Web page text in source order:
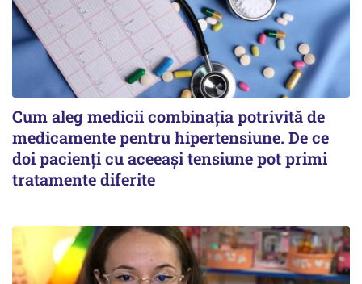
Cum aleg medicii combinația potrivită de
medicamente pentru hipertensiune. De ce
doi pacienți cu aceeași tensiune pot primi
tratamente diferite